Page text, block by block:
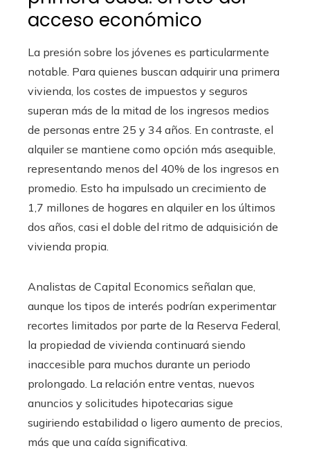
acceso económico
La presión sobre los jóvenes es particularmente
notable. Para quienes buscan adquirir una primera
vivienda, los costes de impuestos y seguros
superan más de la mitad de los ingresos medios
de personas entre 25 y 34 años. En contraste, el
alquiler se mantiene como opción más asequible,
representando menos del 40% de los ingresos en
promedio. Esto ha impulsado un crecimiento de
1,7 millones de hogares en alquiler en los últimos
dos años, casi el doble del ritmo de adquisición de
vivienda propia.
Analistas de Capital Economics señalan que,
aunque los tipos de interés podrían experimentar
recortes limitados por parte de la Reserva Federal,
la propiedad de vivienda continuará siendo
inaccesible para muchos durante un periodo
prolongado. La relación entre ventas, nuevos
anuncios y solicitudes hipotecarias sigue
sugiriendo estabilidad o ligero aumento de precios,
más que una caída significativa.